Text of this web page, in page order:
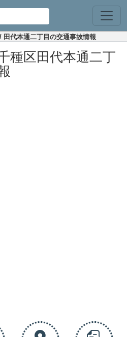
/ 田代本通二丁目の交通事故情報
種区田代本通二丁